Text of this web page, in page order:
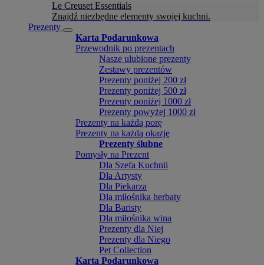
Le Creuset Essentials
Znajdź niezbędne elementy swojej kuchni.
Prezenty
Karta Podarunkowa
Przewodnik po prezentach
Nasze ulubione prezenty
Zestawy prezentów
Prezenty poniżej 200 zł
Prezenty poniżej 500 zł
Prezenty poniżej 1000 zł
Prezenty powyżej 1000 zł
Prezenty na każdą porę
Prezenty na każdą okazję
Prezenty ślubne
Pomysły na Prezent
Dla Szefa Kuchnii
Dla Artysty
Dla Piekarza
Dla miłośnika herbaty
Dla Baristy
Dla miłośnika wina
Prezenty dla Niej
Prezenty dla Niego
Pet Collection
Karta Podarunkowa